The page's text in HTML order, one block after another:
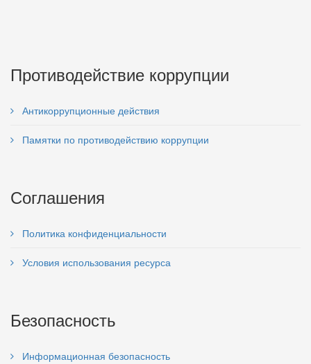
Противодействие коррупции
Антикоррупционные действия
Памятки по противодействию коррупции
Соглашения
Политика конфиденциальности
Условия использования ресурса
Безопасность
Информационная безопасность